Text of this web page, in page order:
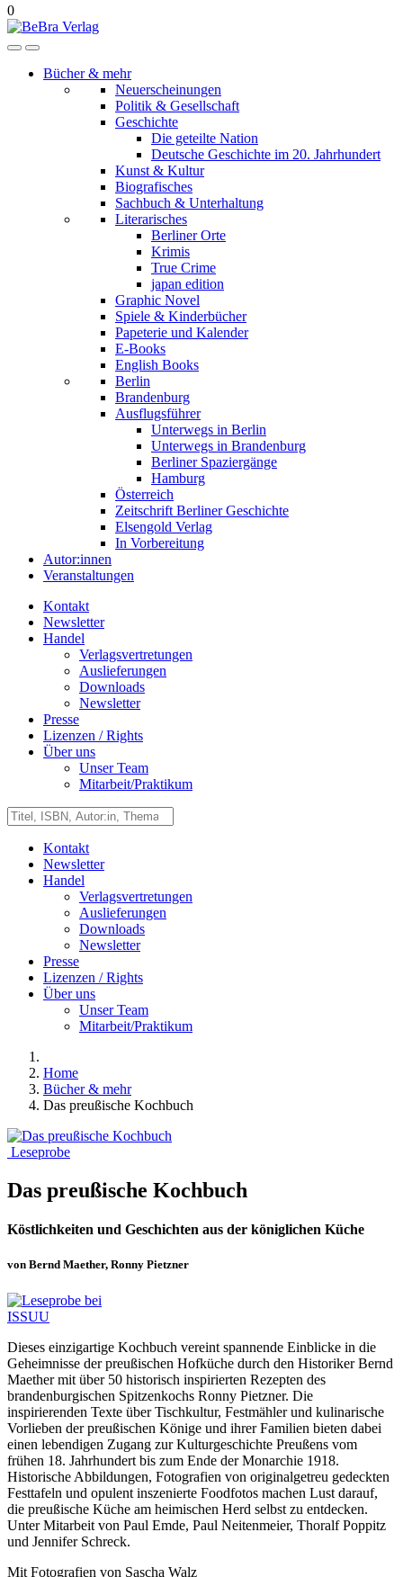
0
Bücher & mehr
Neuerscheinungen
Politik & Gesellschaft
Geschichte
Die geteilte Nation
Deutsche Geschichte im 20. Jahrhundert
Kunst & Kultur
Biografisches
Sachbuch & Unterhaltung
Literarisches
Berliner Orte
Krimis
True Crime
japan edition
Graphic Novel
Spiele & Kinderbücher
Papeterie und Kalender
E-Books
English Books
Berlin
Brandenburg
Ausflugsführer
Unterwegs in Berlin
Unterwegs in Brandenburg
Berliner Spaziergänge
Hamburg
Österreich
Zeitschrift Berliner Geschichte
Elsengold Verlag
In Vorbereitung
Autor:innen
Veranstaltungen
Kontakt
Newsletter
Handel
Verlagsvertretungen
Auslieferungen
Downloads
Newsletter
Presse
Lizenzen / Rights
Über uns
Unser Team
Mitarbeit/Praktikum
Kontakt
Newsletter
Handel
Verlagsvertretungen
Auslieferungen
Downloads
Newsletter
Presse
Lizenzen / Rights
Über uns
Unser Team
Mitarbeit/Praktikum
Home
Bücher & mehr
Das preußische Kochbuch
Leseprobe
Das preußische Kochbuch
Köstlichkeiten und Geschichten aus der königlichen Küche
von Bernd Maether, Ronny Pietzner
Dieses einzigartige Kochbuch vereint spannende Einblicke in die
Geheimnisse der preußischen Hofküche durch den Historiker Bernd
Maether mit über 50 historisch inspirierten Rezepten des
brandenburgischen Spitzenkochs Ronny Pietzner. Die
inspirierenden Texte über Tischkultur, Festmähler und kulinarische
Vorlieben der preußischen Könige und ihrer Familien bieten dabei
einen lebendigen Zugang zur Kulturgeschichte Preußens vom
frühen 18. Jahrhundert bis zum Ende der Monarchie 1918.
Historische Abbildungen, Fotografien von originalgetreu gedeckten
Festtafeln und opulent inszenierte Foodfotos machen Lust darauf,
die preußische Küche am heimischen Herd selbst zu entdecken.
Unter Mitarbeit von Paul Emde, Paul Neitenmeier, Thoralf Poppitz
und Jennifer Schreck.
Mit Fotografien von Sascha Walz